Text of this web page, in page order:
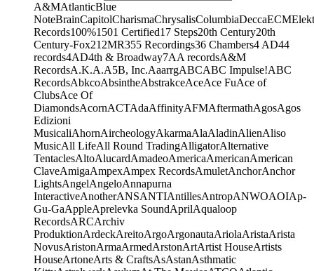
A&MAtlanticBlue
NoteBrainCapitolCharismaChrysalisColumbiaDeccaECM
Records100%1501 Certified17 Steps20th Century20th
Century-Fox21 2MR355 Recordings36 Chambers4 AD44
records4AD4th & Broadway7AA recordsA&M
RecordsA.K.A.A5B, Inc.AaarrgABCABC Impulse!ABC
RecordsAbkcoAbsintheAbstrakceAceAce FuAce of
ClubsAce Of
DiamondsAcornACTAdaAffinityAFMAftermathAgosAgos
Edizioni
MusicaliAhornAircheologyAkarmaAlaAladinAlienAliso
MusicAll LifeAll Round TradingAlligatorAlternative
TentaclesAltoAlucardAmadeoAmericaAmericanAmerican
ClaveAmigaAmpexAmpex RecordsAmuletAnchorAnchor
LightsAngelAngeloAnnapurna
InteractiveAnotherANSANTIAntillesAntropANWOAOIAp-
Gu-GaAppleAprelevka SoundAprilAqualoop
RecordsARCArchiv
ProduktionArdeckAreitoArgoArgonautaAriolaAristaArista
NovusAristonArmaArmedArstonArtArtist HouseArtists
HouseArtoneArts & CraftsAsAstanAsthmatic